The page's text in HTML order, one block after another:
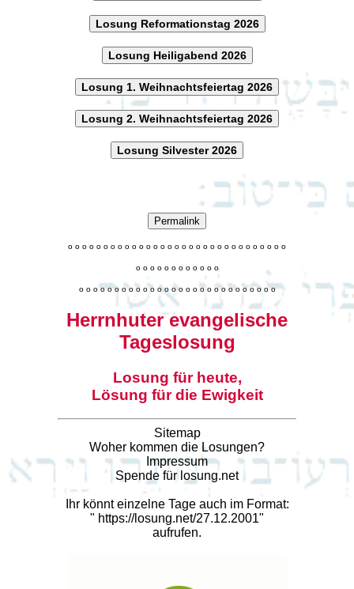
Losung Reformationstag 2026
Losung Heiligabend 2026
Losung 1. Weihnachtsfeiertag 2026
Losung 2. Weihnachtsfeiertag 2026
Losung Silvester 2026
Permalink
o o o o o o o o o o o o o o o o o o o o o o o o o o o o o o o
o o o o o o o o o o o o
o o o o o o o o o o o o o o o o o o o o o o o o o o o o
Herrnhuter evangelische
Tageslosung
Losung für heute,
Lösung für die Ewigkeit
Sitemap
Woher kommen die Losungen?
Impressum
Spende für losung.net
Ihr könnt einzelne Tage auch im Format:
" https://losung.net/27.12.2001"
aufrufen.